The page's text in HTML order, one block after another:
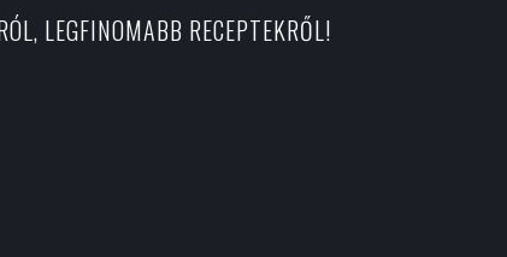
LEGFINOMABB RECEPTEKRŐL!